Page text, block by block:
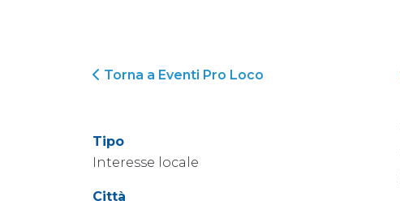
Torna a Eventi Pro Loco
Tipo
Interesse locale
Città